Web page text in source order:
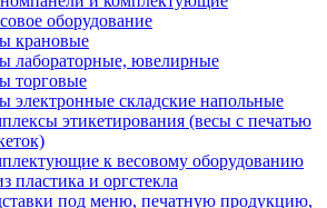
оборудование
крановые
лабораторные, ювелирные
торговые
электронные складские напольные
этикетирования (весы с печатью
к весовому оборудованию
пластика и оргстекла
под меню, печатную продукцию,